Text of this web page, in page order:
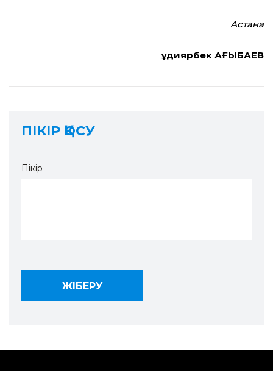
Астана
Құдиярбек АҒЫБАЕВ
ПІКІР ҚОСУ
Пікір